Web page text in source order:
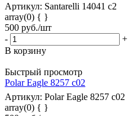
Артикул: Santarelli 14041 c2
array(0) { }
500 руб./шт
-
+
В корзину
Быстрый просмотр
Polar Eagle 8257 c02
Артикул: Polar Eagle 8257 c02
array(0) { }